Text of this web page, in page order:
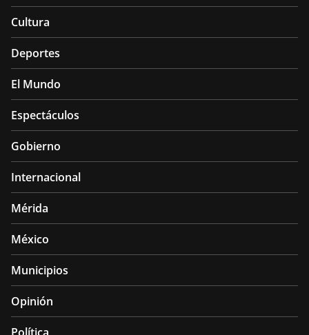
Cultura
Deportes
El Mundo
Espectáculos
Gobierno
Internacional
Mérida
México
Municipios
Opinión